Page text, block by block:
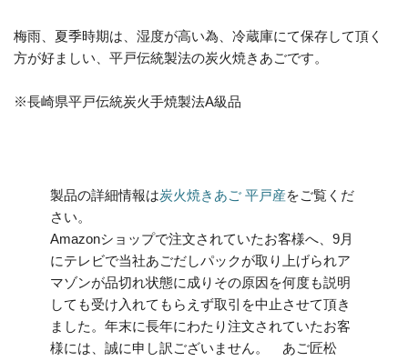
梅雨、夏季時期は、湿度が高い為、冷蔵庫にて保存して頂く
方が好ましい、平戸伝統製法の炭火焼きあごです。
※長崎県平戸伝統炭火手焼製法A級品
製品の詳細情報は炭火焼きあご 平戸産をご覧くだ
さい。
Amazonショップで注文されていたお客様へ、9月
にテレビで当社あごだしパックが取り上げられア
マゾンが品切れ状態に成りその原因を何度も説明
しても受け入れてもらえず取引を中止させて頂き
ました。年末に長年にわたり注文されていたお客
様には、誠に申し訳ございません。 あご匠松